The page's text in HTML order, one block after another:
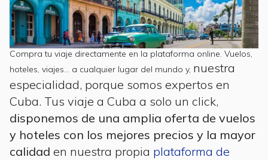
Compra tu viaje directamente en la plataforma online. Vuelos,
hoteles, viajes… a cualquier lugar del mundo y, nuestra
especialidad, porque somos expertos en
Cuba. Tus viaje a Cuba a solo un click,
disponemos de una amplia oferta de vuelos
y hoteles con los mejores precios y la mayor
calidad en nuestra propia plataforma de